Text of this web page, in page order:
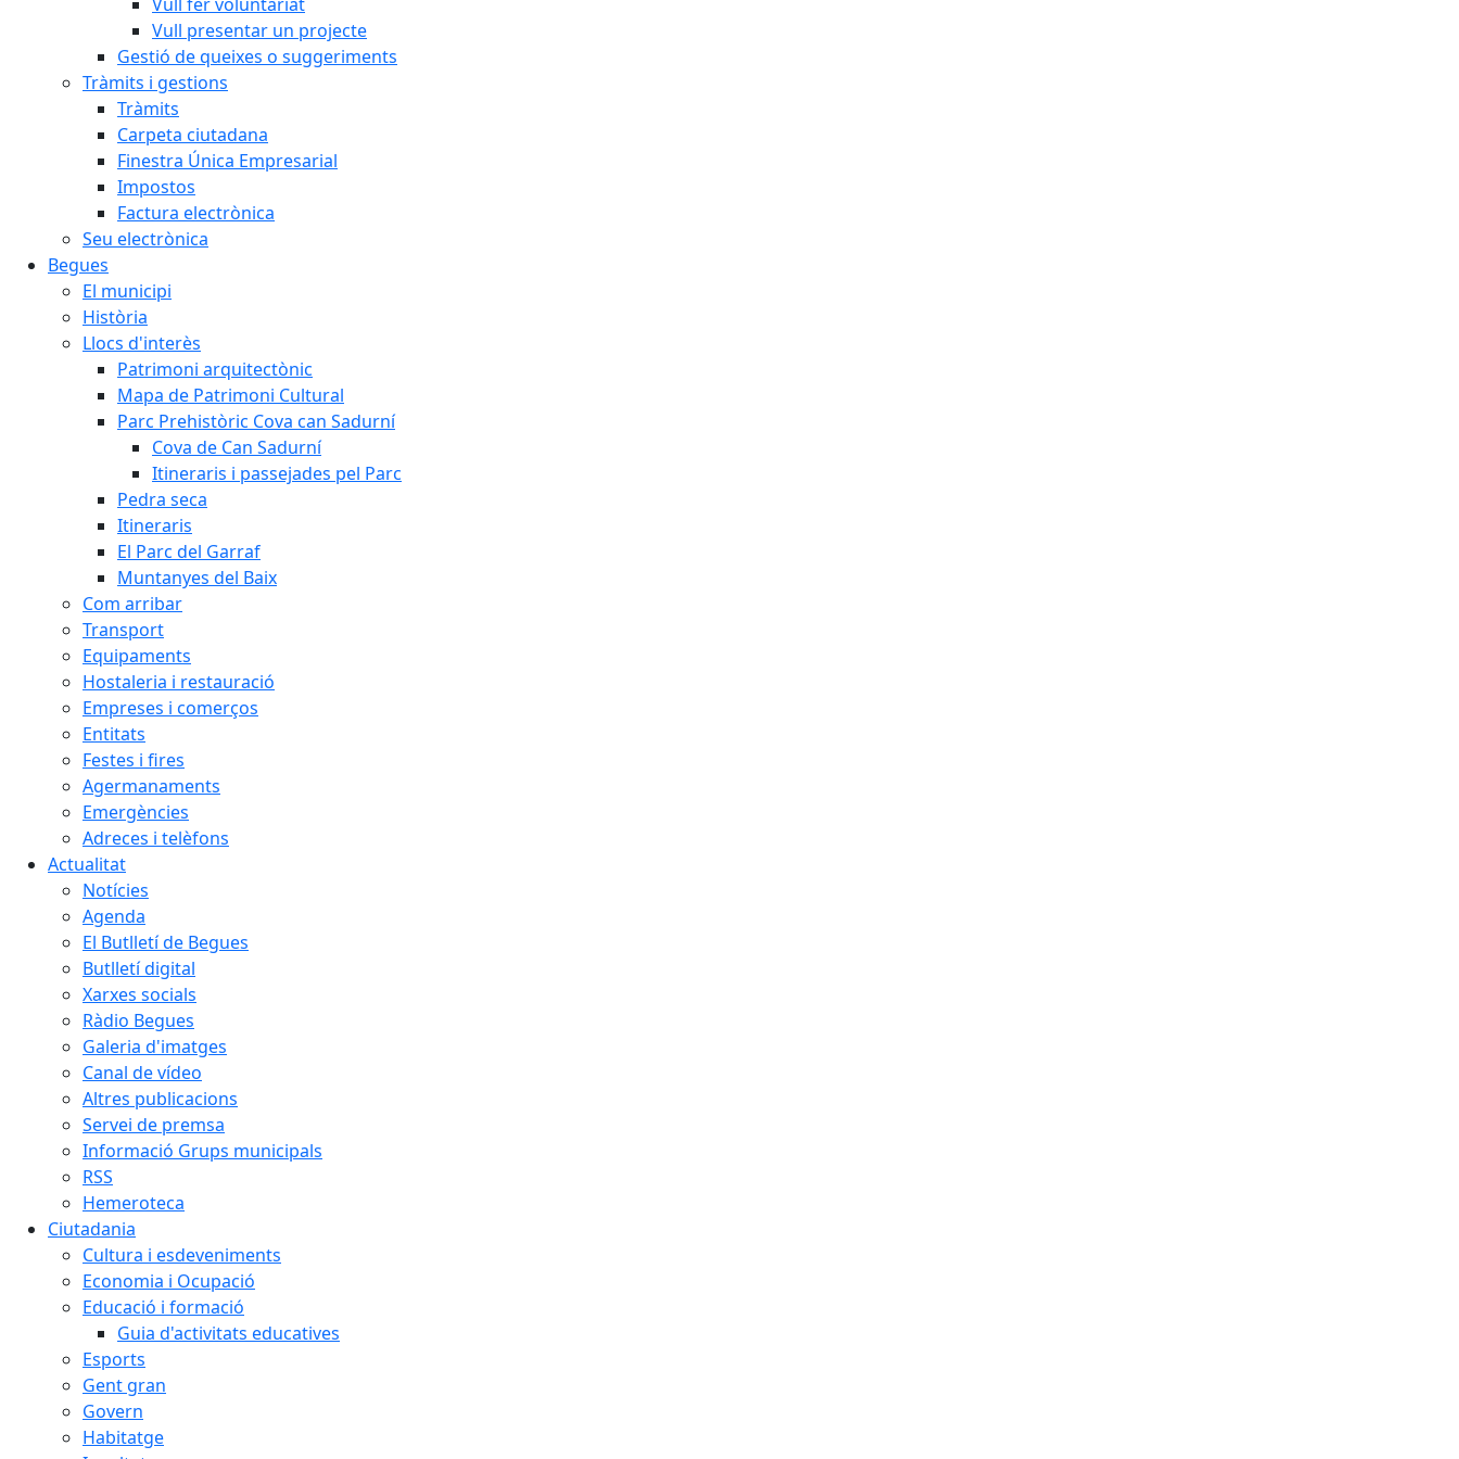
Vull presentar un projecte
Gestió de queixes o suggeriments
Tràmits i gestions
Tràmits
Carpeta ciutadana
Finestra Única Empresarial
Impostos
Factura electrònica
Seu electrònica
Begues
El municipi
Història
Llocs d'interès
Patrimoni arquitectònic
Mapa de Patrimoni Cultural
Parc Prehistòric Cova can Sadurní
Cova de Can Sadurní
Itineraris i passejades pel Parc
Pedra seca
Itineraris
El Parc del Garraf
Muntanyes del Baix
Com arribar
Transport
Equipaments
Hostaleria i restauració
Empreses i comerços
Entitats
Festes i fires
Agermanaments
Emergències
Adreces i telèfons
Actualitat
Notícies
Agenda
El Butlletí de Begues
Butlletí digital
Xarxes socials
Ràdio Begues
Galeria d'imatges
Canal de vídeo
Altres publicacions
Servei de premsa
Informació Grups municipals
RSS
Hemeroteca
Ciutadania
Cultura i esdeveniments
Economia i Ocupació
Educació i formació
Guia d'activitats educatives
Esports
Gent gran
Govern
Habitatge